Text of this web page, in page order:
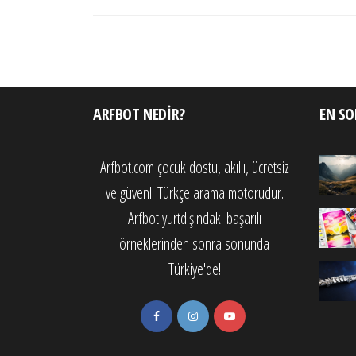
ARFBOT NEDIR?
Arfbot.com çocuk dostu, akıllı, ücretsiz
ve güvenli Türkçe arama motorudur.
Arfbot yurtdışındaki başarılı
örneklerinden sonra sonunda
Türkiye'de!
EN